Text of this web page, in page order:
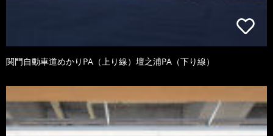
関門自動車道めかりPA（上り線）壇之浦PA（下り線）